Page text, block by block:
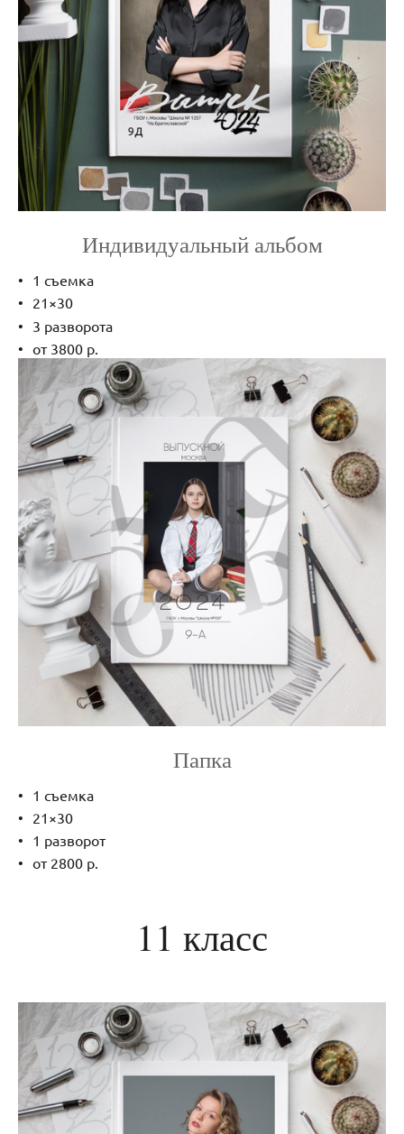
Индивидуальный альбом
1 съемка
21×30
3 разворота
от 3800 р.
Папка
1 съемка
21×30
1 разворот
от 2800 р.
11 класс